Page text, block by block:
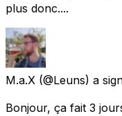
plus donc....
M.a.X (@Leuns) a
Bonjour, ça fait 3